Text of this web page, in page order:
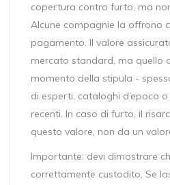
copertura contro furto, ma
Alcune compagnie la offrono
pagamento. Il valore
mercato standard, ma quello
momento della stipula -
di esperti, cataloghi d’epoca
recenti. In caso di furto, il
questo valore, non da un
Importante: devi dimostrare
correttamente custodito. Se